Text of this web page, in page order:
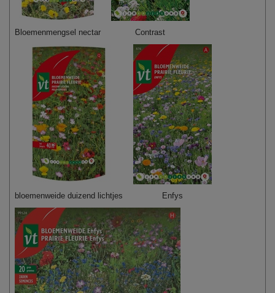
Bloemenmengsel nectar Contrast
bloemenweide duizend lichtjes Enfys